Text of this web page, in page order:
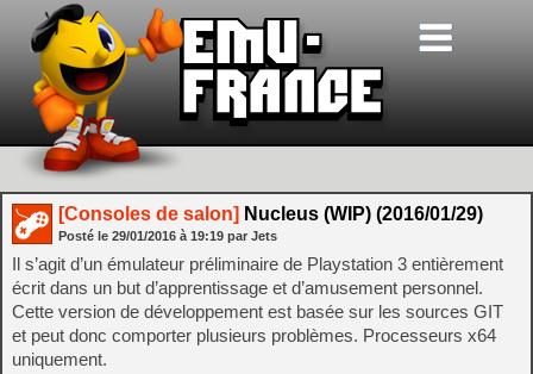
[Consoles de salon] Nucleus (WIP) (2016/01/29)
Posté le 29/01/2016 à 19:19 par Jets
Il s’agit d’un émulateur préliminaire de Playstation 3 entièrement
écrit dans un but d’apprentissage et d’amusement personnel.
Cette version de développement est basée sur les sources GIT
et peut donc comporter plusieurs problèmes. Processeurs x64
uniquement.